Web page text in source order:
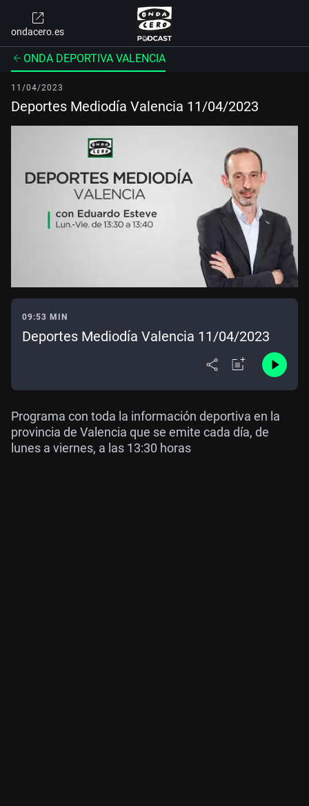
ondacero.es
ONDA DEPORTIVA VALENCIA
11/04/2023
Deportes Mediodía Valencia 11/04/2023
09:53 MIN
Deportes Mediodía Valencia 11/04/2023
Programa con toda la información deportiva en la
provincia de Valencia que se emite cada día, de
lunes a viernes, a las 13:30 horas